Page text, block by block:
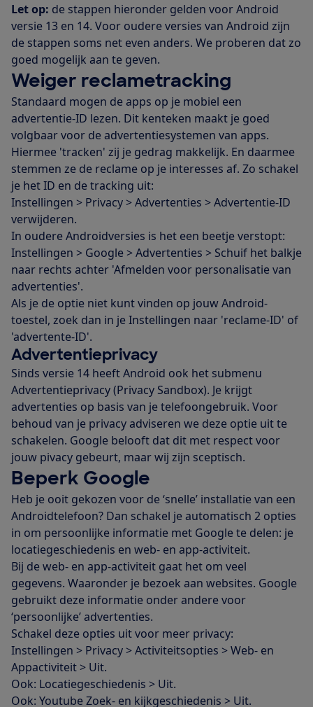
Let op: de stappen hieronder gelden voor Android
versie 13 en 14. Voor oudere versies van Android zijn
de stappen soms net even anders. We proberen dat zo
goed mogelijk aan te geven.
Weiger reclametracking
Standaard mogen de apps op je mobiel een
advertentie-ID lezen. Dit kenteken maakt je goed
volgbaar voor de advertentiesystemen van apps.
Hiermee 'tracken' zij je gedrag makkelijk. En daarmee
stemmen ze de reclame op je interesses af. Zo schakel
je het ID en de tracking uit:
Instellingen > Privacy > Advertenties > Advertentie-ID
verwijderen.
In oudere Androidversies is het een beetje verstopt:
Instellingen > Google > Advertenties > Schuif het balkje
naar rechts achter 'Afmelden voor personalisatie van
advertenties'.
Als je de optie niet kunt vinden op jouw Android-
toestel, zoek dan in je Instellingen naar 'reclame-ID' of
'advertente-ID'.
Advertentieprivacy
Sinds versie 14 heeft Android ook het submenu
Advertentieprivacy (Privacy Sandbox). Je krijgt
advertenties op basis van je telefoongebruik. Voor
behoud van je privacy adviseren we deze optie uit te
schakelen. Google belooft dat dit met respect voor
jouw pivacy gebeurt, maar wij zijn sceptisch.
Beperk Google
Heb je ooit gekozen voor de ‘snelle’ installatie van een
Androidtelefoon? Dan schakel je automatisch 2 opties
in om persoonlijke informatie met Google te delen: je
locatiegeschiedenis en web- en app-activiteit.
Bij de web- en app-activiteit gaat het om veel
gegevens. Waaronder je bezoek aan websites. Google
gebruikt deze informatie onder andere voor
‘persoonlijke’ advertenties.
Schakel deze opties uit voor meer privacy:
Instellingen > Privacy > Activiteitsopties > Web- en
Appactiviteit > Uit.
Ook: Locatiegeschiedenis > Uit.
Ook: Youtube Zoek- en kijkgeschiedenis > Uit.